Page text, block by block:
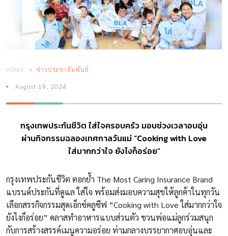
HOME ข่าวประชาสัมพันธ์
August 19, 2024
กรุงเทพประกันชีวิต ใส่ใจครอบครัว มอบช่วงเวลาอบอุ่น
ผ่านกิจกรรมฉลองเทศกาลวันแม่ “Cooking with Love
ใส่มากกว่าใจ ยังไงก็อร่อย”
กรุงเทพประกันชีวิต ตอกย้ำ The Most Caring Insurance Brand
แบรนด์ประกันที่ดูแล ใส่ใจ พร้อมส่งมอบความสุขให้ลูกค้าในทุกวัน
เลือกสรรกิจกรรมสุดเอ็กซ์คลูซีฟ “Cooking with Love ใส่มากกว่าใจ
ยังไงก็อร่อย” คลาสทำอาหารแบบส่วนตัว ชวนพ่อแม่ลูกร่วมสนุก
กับการสร้างสรรค์เมนูความอร่อย ท่ามกลางบรรยากาศอบอุ่นและ